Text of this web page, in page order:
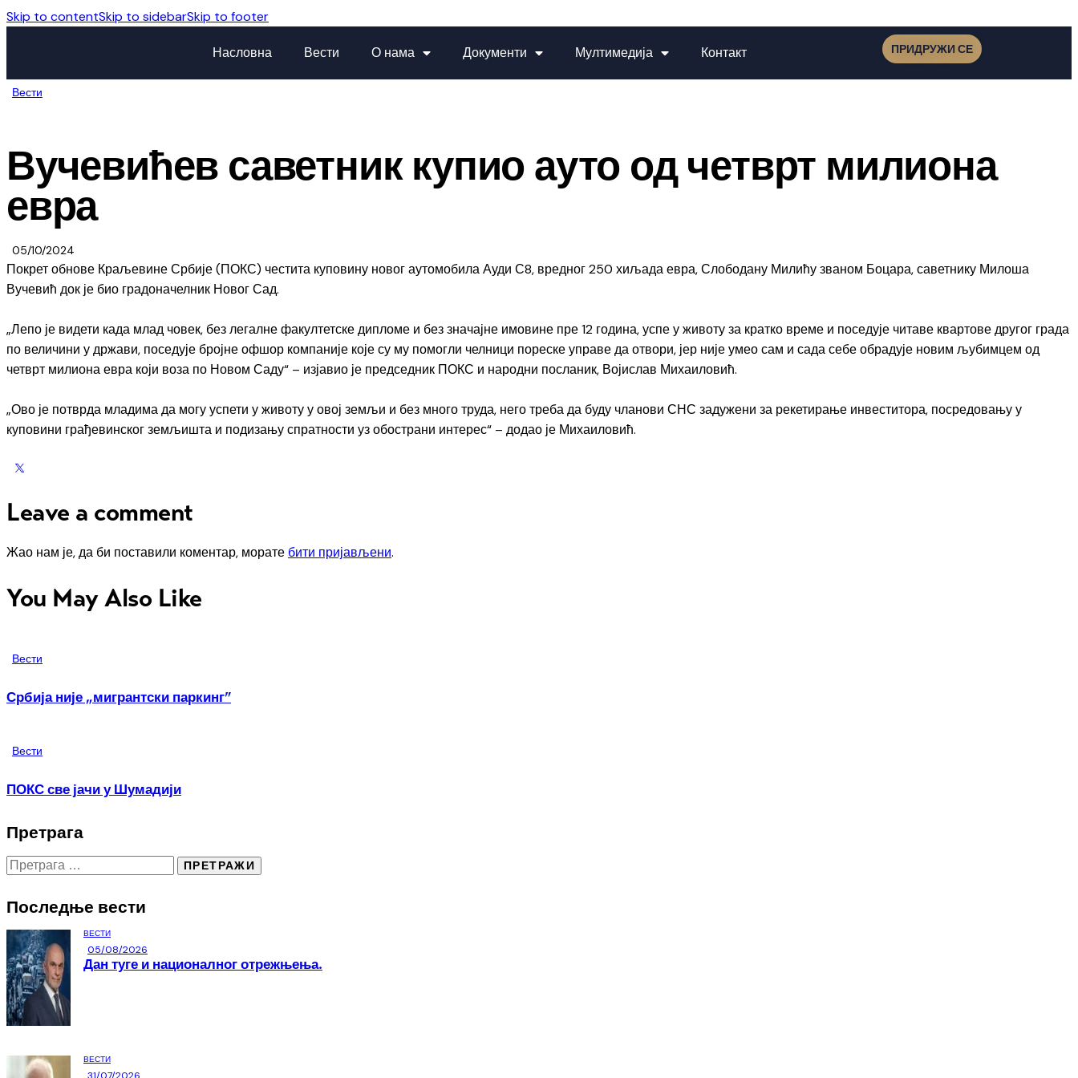
Skip to contentSkip to sidebarSkip to footer
Насловна Вести О нама Документи Мултимедија Контакт ПРИДРУЖИ СЕ
Вести
Вучевићев саветник купио ауто од четврт милиона
евра
05/10/2024
Покрет обнове Краљевине Србије (ПОКС) честита куповину новог аутомобила Ауди С8, вредног 250 хиљада евра, Слободану Милићу званом Боцара, саветнику Милоша
Вучевић док је био градоначелник Новог Сад.
„Лепо је видети када млад човек, без легалне факултетске дипломе и без значајне имовине пре 12 година, успе у животу за кратко време и поседује читаве квартове другог града
по величини у држави, поседује бројне офшор компаније које су му помогли челници пореске управе да отвори, јер није умео сам и сада себе обрадује новим љубимцем од
четврт милиона евра који воза по Новом Саду“ – изјавио је председник ПОКС и народни посланик, Војислав Михаиловић.
„Ово је потврда младима да могу успети у животу у овој земљи и без много труда, него треба да буду чланови СНС задужени за рекетирање инвеститора, посредовању у
куповини грађевинског земљишта и подизању спратности уз обострани интерес“ – додао је Михаиловић.
Leave a comment
Жао нам је, да би поставили коментар, морате бити пријављени.
You May Also Like
Вести
Србија није „мигрантски паркинг”
Вести
ПОКС све јачи у Шумадији
Претрага
Последње вести
ВЕСТИ
05/08/2026
Дан туге и националног отрежњења.
ВЕСТИ
31/07/2026